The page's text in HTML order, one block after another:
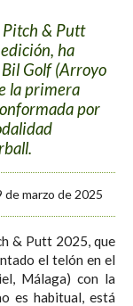
Pitch & Putt
ha
Golf (Arroyo
la primera
por
de marzo de 2025
& Putt 2025, que
el telón en el